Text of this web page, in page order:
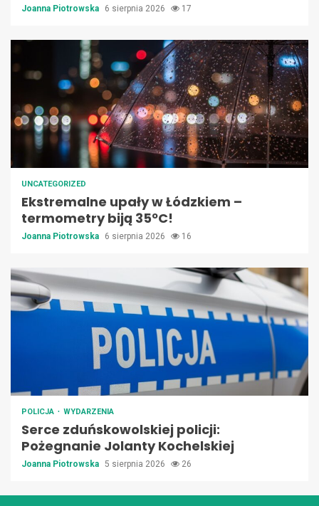
Joanna Piotrowska 6 sierpnia 2026 17
UNCATEGORIZED
Ekstremalne upały w Łódzkiem –
termometry biją 35ºC!
Joanna Piotrowska 6 sierpnia 2026 16
POLICJA WYDARZENIA
Serce zduńskowolskiej policji:
Pożegnanie Jolanty Kochelskiej
Joanna Piotrowska 5 sierpnia 2026 26